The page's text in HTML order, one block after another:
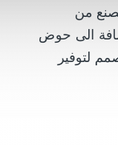
من
الى حوض
لتوفير